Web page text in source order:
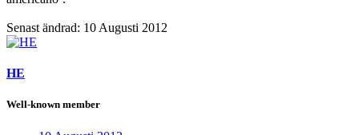
Senast ändrad: 10 Augusti 2012
HE
Well-known member